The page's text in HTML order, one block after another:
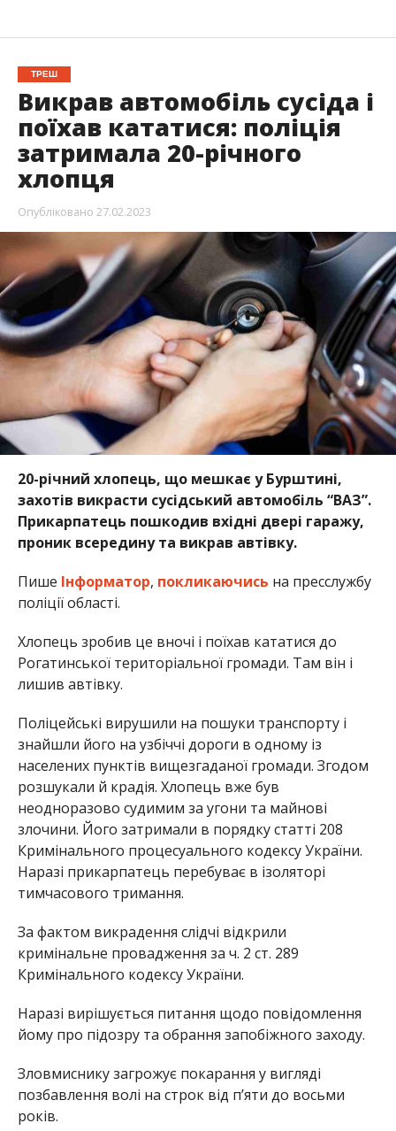
ТРЕШ
Викрав автомобіль сусіда і
поїхав кататися: поліція
затримала 20-річного
хлопця
Опубліковано 27.02.2023
20-річний хлопець, що мешкає у Бурштині,
захотів викрасти сусідський автомобіль “ВАЗ”.
Прикарпатець пошкодив вхідні двері гаражу,
проник всередину та викрав автівку.
Пише Інформатор, покликаючись на пресслужбу
поліції області.
Хлопець зробив це вночі і поїхав кататися до
Рогатинської територіальної громади. Там він і
лишив автівку.
Поліцейські вирушили на пошуки транспорту і
знайшли його на узбіччі дороги в одному із
населених пунктів вищезгаданої громади. Згодом
розшукали й крадія. Хлопець вже був
неодноразово судимим за угони та майнові
злочини. Його затримали в порядку статті 208
Кримінального процесуального кодексу України.
Наразі прикарпатець перебуває в ізоляторі
тимчасового тримання.
За фактом викрадення слідчі відкрили
кримінальне провадження за ч. 2 ст. 289
Кримінального кодексу України.
Наразі вирішується питання щодо повідомлення
йому про підозру та обрання запобіжного заходу.
Зловмиснику загрожує покарання у вигляді
позбавлення волі на строк від п’яти до восьми
років.